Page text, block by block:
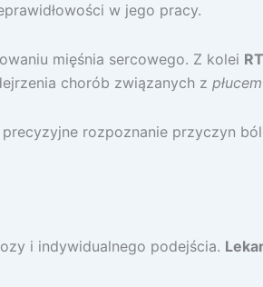
w jego pracy.
mięśnia sercowego. Z kolei
chorób związanych z płucem
rozpoznanie przyczyn
i indywidualnego podejścia.